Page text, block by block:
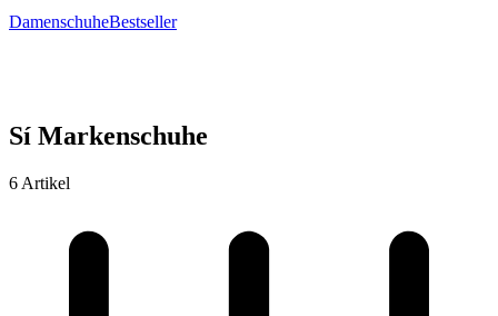
DamenschuheBestseller
Sí Markenschuhe
6 Artikel